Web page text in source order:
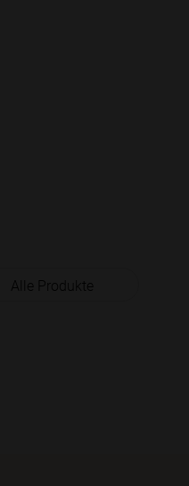
Alle Produkte